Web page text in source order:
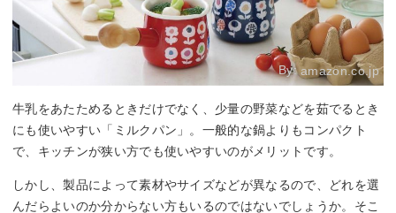
By:amazon.co.jp
牛乳をあたためるときだけでなく、少量の野菜などを茹でるとき
にも使いやすい「ミルクパン」。一般的な鍋よりもコンパクト
で、キッチンが狭い方でも使いやすいのがメリットです。
しかし、製品によって素材やサイズなどが異なるので、どれを選
んだらよいのか分からない方もいるのではないでしょうか。そこ